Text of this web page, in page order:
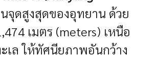
จุดสูงสุดของอุทยาน ด้วย
เมตร (meters) เหนือ
เล ให้ทัศนียภาพอันกว้าง